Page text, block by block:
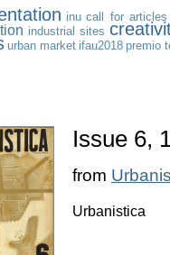
inu call for articles
industrial sites
urban market ifau2018 premio
Issue 6,
from
Urbanistica